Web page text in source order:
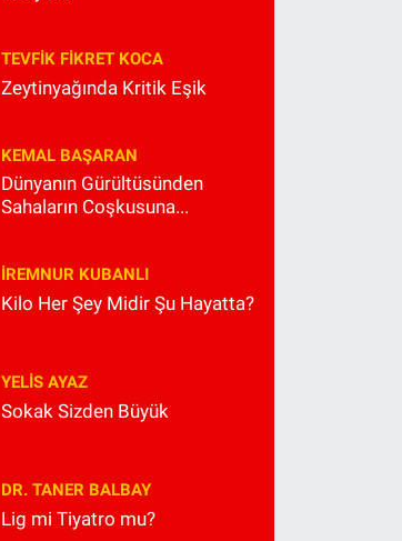
TEVFIK FIKRET KOCA
Zeytinyağında Kritik Eşik
KEMAL BAŞARAN
Dünyanın Gürültüsünden
Sahaların Coşkusuna...
İREMNUR KUBANLI
Kilo Her Şey Midir Şu Hayatta?
YELIS AYAZ
Sokak Sizden Büyük
DR. TANER BALBAY
Lig mi Tiyatro mu?